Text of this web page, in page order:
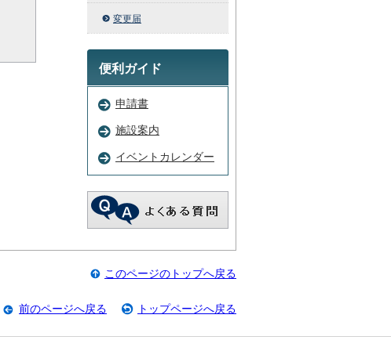
変更届
便利ガイド
申請書
施設案内
イベントカレンダー
このページのトップへ戻る
前のページへ戻る トップページへ戻る